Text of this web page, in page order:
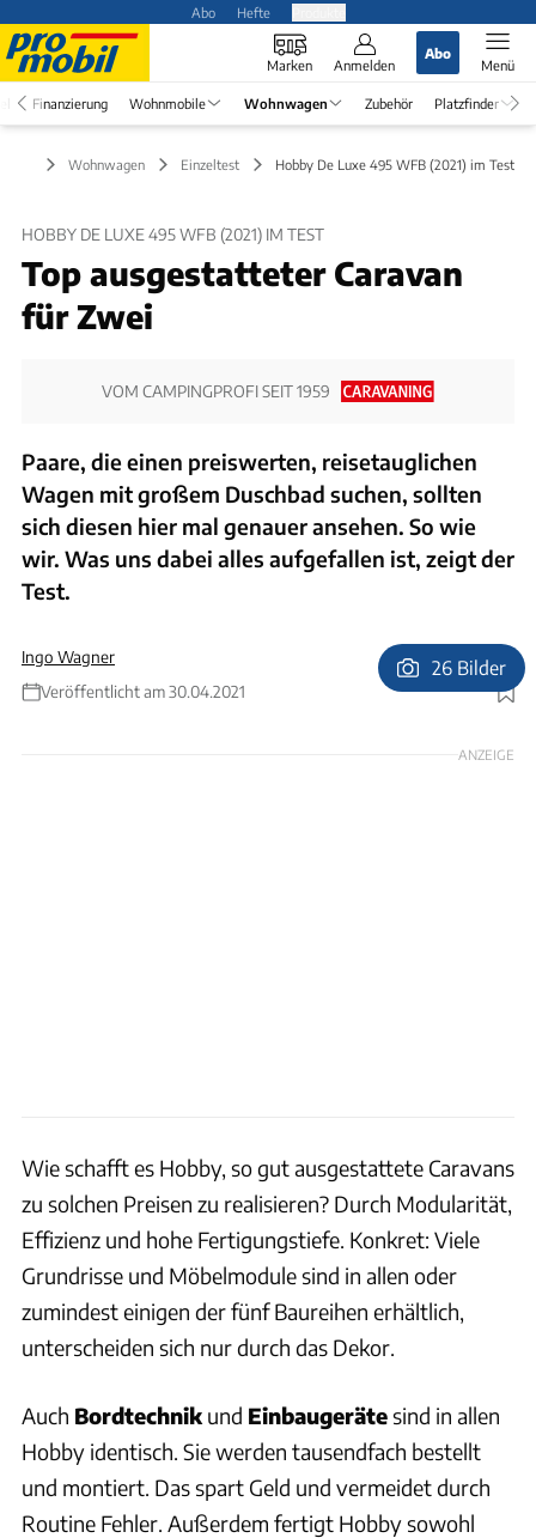
Abo Hefte
Marken Anmelden
Abo
Menü
Finanzierung Wohnmobile Wohnwagen Zubehör Platzfinder
Wohnwagen Einzeltest Hobby De Luxe 495 WFB (2021) im Test
HOBBY DE LUXE 495 WFB (2021) IM TEST
Top ausgestatteter Caravan
für Zwei
VOM CAMPINGPROFI SEIT 1959
Paare, die einen preiswerten, reisetauglichen
Wagen mit großem Duschbad suchen, sollten
sich diesen hier mal genauer ansehen. So wie
wir. Was uns dabei alles aufgefallen ist, zeigt der
Test.
Ingo Wagner
Veröffentlicht am 30.04.2021
Foto: Andreas Becker
26 Bilder
ANZEIGE
Wie schafft es Hobby, so gut ausgestattete Caravans
zu solchen Preisen zu realisieren? Durch Modularität,
Effizienz und hohe Fertigungstiefe. Konkret: Viele
Grundrisse und Möbelmodule sind in allen oder
zumindest einigen der fünf Baureihen erhältlich,
unterscheiden sich nur durch das Dekor.
Auch Bordtechnik und Einbaugerätesind in allen
Hobby identisch. Sie werden tausendfach bestellt
und montiert. Das spart Geld und vermeidet durch
Routine Fehler. Außerdem fertigt Hobby sowohl